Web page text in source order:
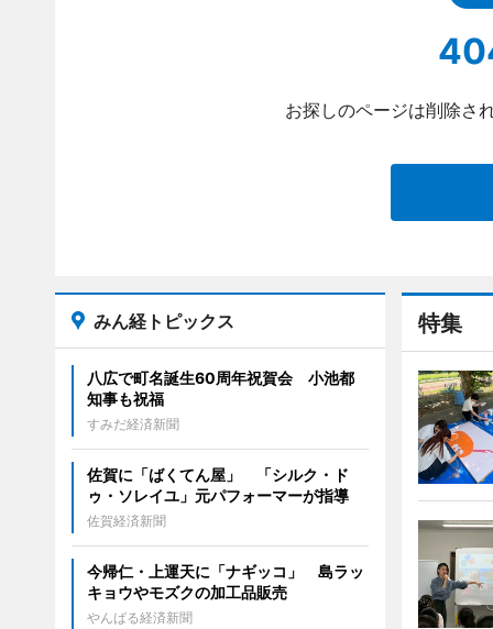
お探しのページは削除さ
特集
みん経トピックス
八広で町名誕生60周年祝賀会 小池都
知事も祝福
すみだ経済新聞
佐賀に「ばくてん屋」 「シルク・ド
ゥ・ソレイユ」元パフォーマーが指導
佐賀経済新聞
今帰仁・上運天に「ナギッコ」 島ラッ
キョウやモズクの加工品販売
やんばる経済新聞